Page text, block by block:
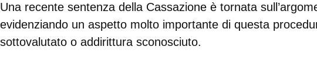
Una recente sentenza della Cassazione è tornata
evidenziando un aspetto molto importante di questa
sottovalutato o addirittura sconosciuto.